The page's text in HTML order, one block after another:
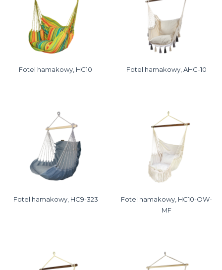
Fotel hamakowy, HC10 Fotel hamakowy, AHC-10
Fotel hamakowy, HC9-323
Fotel hamakowy, HC10-OW-
MF